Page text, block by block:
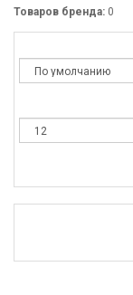
Товаров бренда: 0